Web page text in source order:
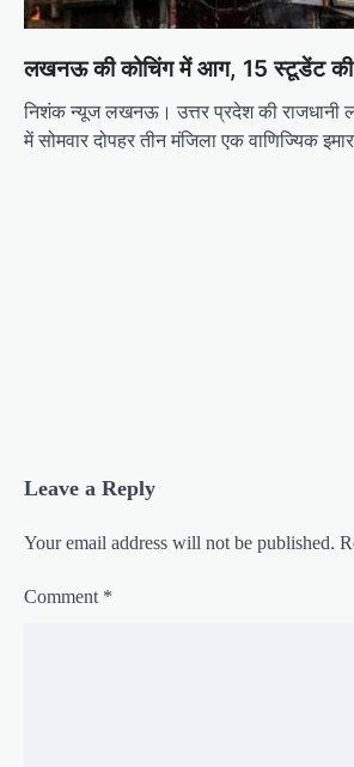
i
o
n
लखनऊ की कोचिंग में आग, 15 स्टूडेंट की
निशंक न्यूज लखनऊ। उत्तर प्रदेश की
में सोमवार दोपहर तीन मंजिला एक वाणिज्यिक
Leave a Reply
Your email address will not be published.
Comment *